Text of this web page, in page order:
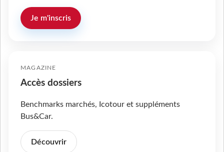
Je m'inscris
MAGAZINE
Accès dossiers
Benchmarks marchés, Icotour et suppléments
Bus&Car.
Découvrir